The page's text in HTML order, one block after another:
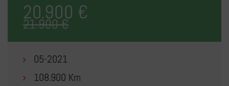
20.900 €
21.900 €
05-2021
108.900 Km